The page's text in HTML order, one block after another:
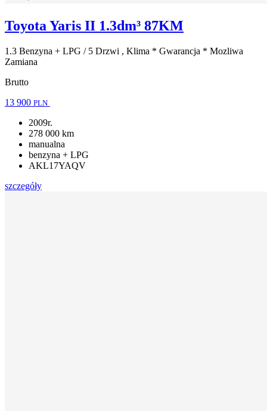
Toyota Yaris II 1.3dm³ 87KM
1.3 Benzyna + LPG / 5 Drzwi , Klima * Gwarancja * Mozliwa
Zamiana
Brutto
13 900 PLN
2009r.
278 000 km
manualna
benzyna + LPG
AKL17YAQV
szczegóły